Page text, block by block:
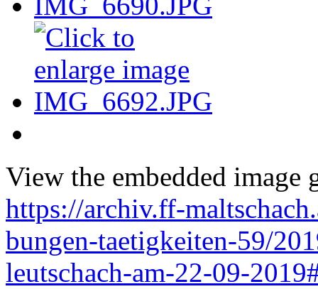
View the embedded image
https://archiv.ff-
bungen-taetigkeiten-59/
leutschach-am-22-09-